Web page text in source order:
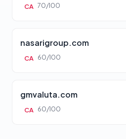
CA 70/100
nasarigroup.com
CA 60/100
gmvaluta.com
CA 60/100